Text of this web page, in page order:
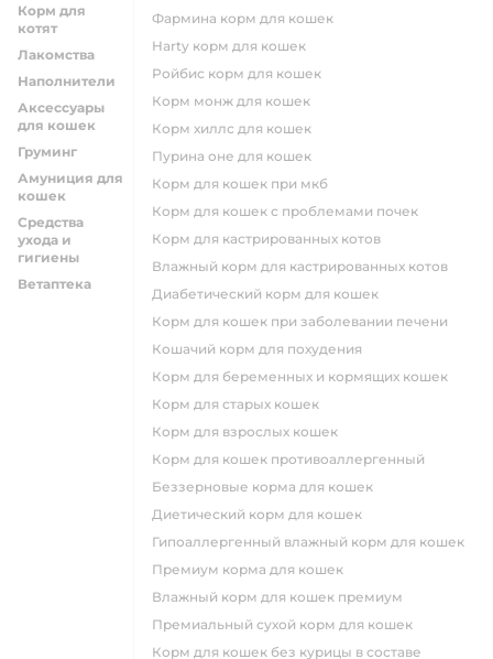
Корм для
котят
Лакомства
Наполнители
Аксессуары
для кошек
Груминг
Амуниция для
кошек
Средства
ухода и
гигиены
Ветаптека
фармина корм для кошек
harty корм для кошек
ройбис корм для кошек
корм монж для кошек
корм хиллс для кошек
пурина оне для кошек
корм для кошек при мкб
корм для кошек с проблемами почек
Корм для кастрированных котов
влажный корм для кастрированных котов
диабетический корм для кошек
корм для кошек при заболевании печени
кошачий корм для похудения
корм для беременных и кормящих кошек
корм для старых кошек
корм для взрослых кошек
корм для кошек противоаллергенный
беззерновые корма для кошек
диетический корм для кошек
гипоаллергенный влажный корм для кошек
премиум корма для кошек
влажный корм для кошек премиум
премиальный сухой корм для кошек
корм для кошек без курицы в составе